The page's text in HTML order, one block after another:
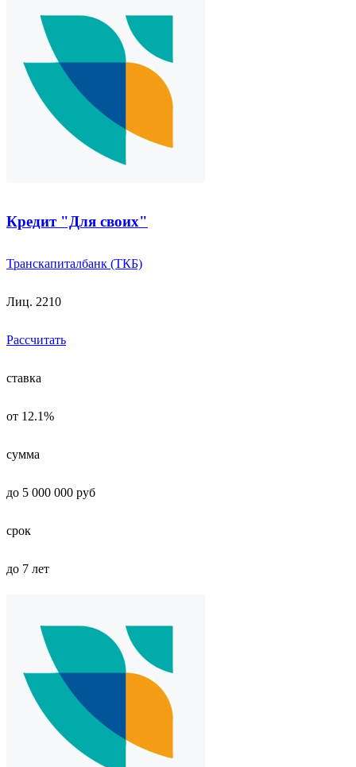
Кредит "Для своих"
Транскапиталбанк (ТКБ)
Лиц. 2210
Рассчитать
ставка
от 12.1%
сумма
до 5 000 000 руб
срок
до 7 лет